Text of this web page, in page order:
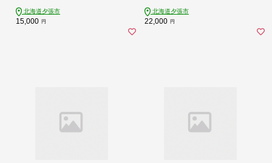
北海道夕張市
15,000 円
北海道夕張市
22,000 円